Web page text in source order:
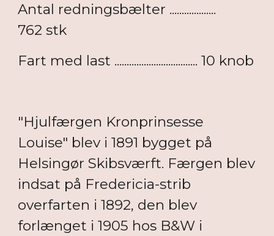
Antal redningsbælter ...................
762 stk
Fart med last .................................. 10 knob
"Hjulfærgen Kronprinsesse
Louise" blev i 1891 bygget på
Helsingør Skibsværft. Færgen blev
indsat på Fredericia-strib
overfarten i 1892, den blev
forlænget i 1905 hos B&W i